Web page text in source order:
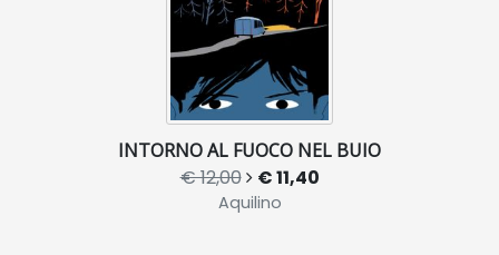
INTORNO AL FUOCO NEL BUIO
€ 12,00 € 11,40
Aquilino